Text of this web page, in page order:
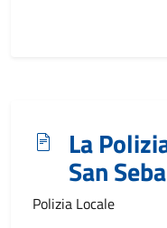
La
San
Polizia Locale